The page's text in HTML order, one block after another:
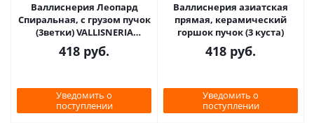
Валлиснерия Леопард
Спиральная, с грузом пучок
(3ветки) VALLISNERIA
SPIRALIS var."Leopard"
418 руб.
Уведомить о
поступлении
Валлиснерия азиатская
прямая, керамический
горшок пучок (3 куста)
418 руб.
Уведомить о
поступлении